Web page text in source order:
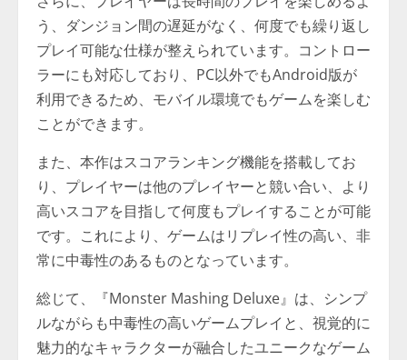
う、ダンジョン間の遅延がなく、何度でも繰り返し
プレイ可能な仕様が整えられています。コントロー
ラーにも対応しており、PC以外でもAndroid版が
利用できるため、モバイル環境でもゲームを楽しむ
ことができます。
また、本作はスコアランキング機能を搭載してお
り、プレイヤーは他のプレイヤーと競い合い、より
高いスコアを目指して何度もプレイすることが可能
です。これにより、ゲームはリプレイ性の高い、非
常に中毒性のあるものとなっています。
総じて、『Monster Mashing Deluxe』は、シンプ
ルながらも中毒性の高いゲームプレイと、視覚的に
魅力的なキャラクターが融合したユニークなゲーム